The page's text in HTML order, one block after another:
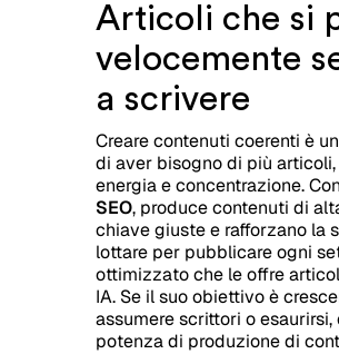
Articoli che si
velocemente
a scrivere
Creare contenuti coerenti è
di aver bisogno di più
energia e concentrazione.
SEO, produce contenuti di
chiave giuste e rafforzano la
lottare per pubblicare ogni
ottimizzato che le offre
IA. Se il suo obiettivo è
assumere scrittori o
potenza di produzione di